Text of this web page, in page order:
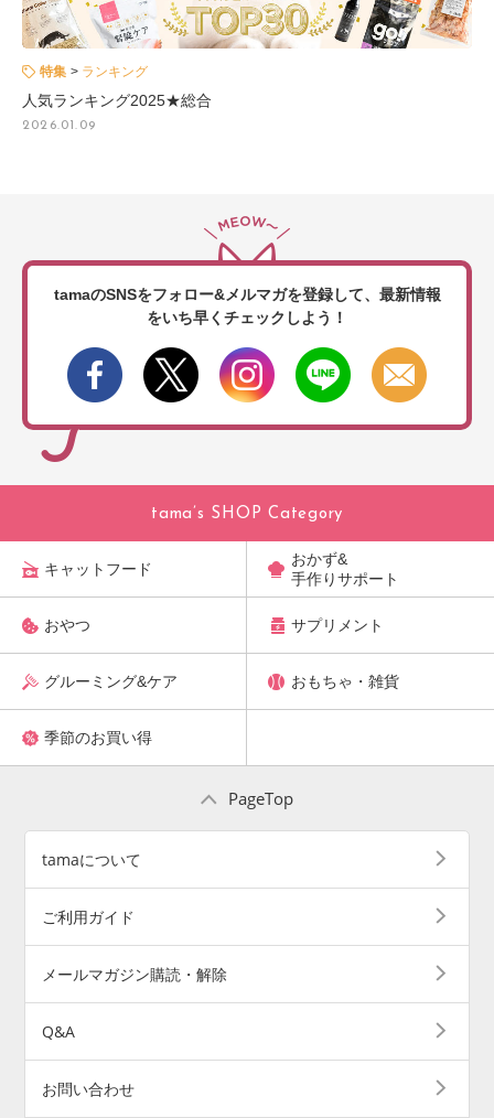
特集 ランキング
人気ランキング2025★総合
2026.01.09
tamaのSNSをフォロー&メルマガを登録して、 最新情報
をいち早くチェックしよう！
tama’s SHOP Category
キャットフード
おかず&
手作りサポート
おやつ サプリメント
グルーミング&ケア おもちゃ・雑貨
季節のお買い得
PageTop
tamaについて
ご利用ガイド
メールマガジン購読・解除
Q&A
お問い合わせ